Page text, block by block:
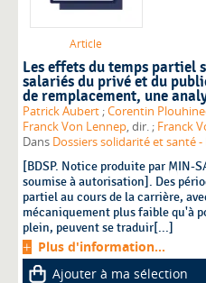
Article
Les effets du temps partiel
salariés du privé et du
de remplacement, une
Patrick Aubert ;Corentin
Franck Von Lennep
, dir. ; Franck
Dans Dossiers solidarité et santé -
[BDSP. Notice produite par MIN-
soumise à autorisation]. Des
partiel au cours de la carrière,
mécaniquement plus faible qu'à
plein, peuvent se traduir[...]
Plus d'information...
Ajouter à ma sélection